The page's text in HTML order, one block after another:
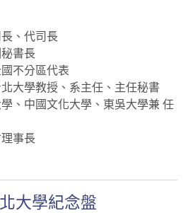
、代司長
書長
不分區代表
大學教授、系主任、主任秘書
、中國文化大學、東吳大學兼 任
事長
大學紀念盤